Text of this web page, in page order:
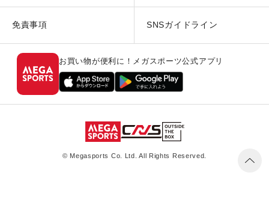
免責事項 SNSガイドライン
お買い物が便利に！メガスポーツ公式アプリ
© Megasports Co. Ltd. All Rights Reserved.